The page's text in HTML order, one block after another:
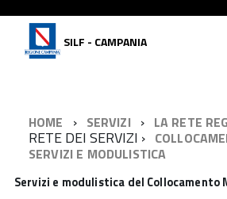
SILF - CAMPANIA
HOME SERVIZI LA RETE
RETE DEI SERVIZI
SERVIZI E MODULISTICA
Servizi e modulistica del Collocamento